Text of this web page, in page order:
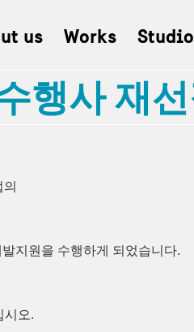
us Works
행사 재
지원을 수행하게 되었습니다.
시오.